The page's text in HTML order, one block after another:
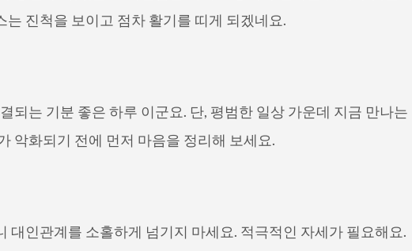
진척을 보이고 점차 활기를 띠게 되겠네요.
되는 기분 좋은 하루 이군요. 단, 평범한 일상 가운데 지금 만나는
악화되기 전에 먼저 마음을 정리해 보세요.
대인관계를 소홀하게 넘기지 마세요. 적극적인 자세가 필요해요.